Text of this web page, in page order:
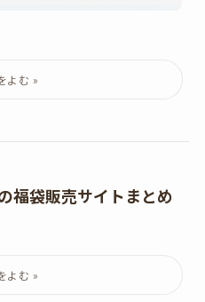
福袋販売サイトまとめ